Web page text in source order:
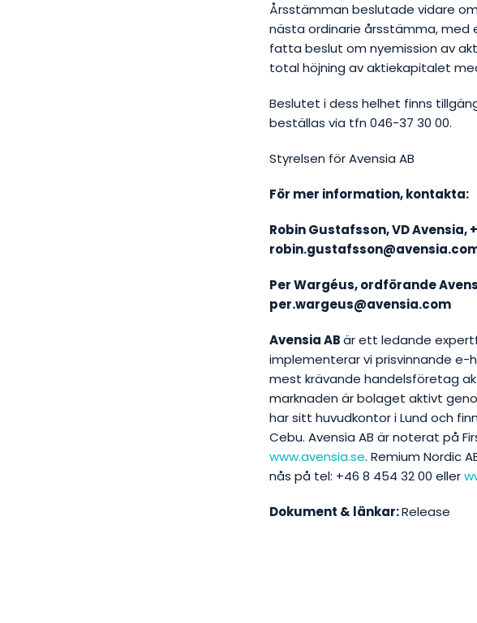
Årsstämman beslutade vidare
nästa ordinarie årsstämma, med
fatta beslut om nyemission av
total höjning av aktiekapitalet
Beslutet i dess helhet finns
beställas via tfn 046-37 30 00.
Styrelsen för Avensia AB
För mer information, kontakta:
Robin Gustafsson, VD
Per Wargéus, ordförande
per.wargeus@avensia.com
Avensia ABär ett ledande
implementerar vi prisvinnande e-
mest krävande handelsföretag
marknaden är bolaget aktivt
har sitt huvudkontor i Lund och
Cebu. Avensia AB är noterat på
www.avensia.se. Remium Nordic
nås på tel: +46 8 454 32 00 eller
Dokument & länkar:Release